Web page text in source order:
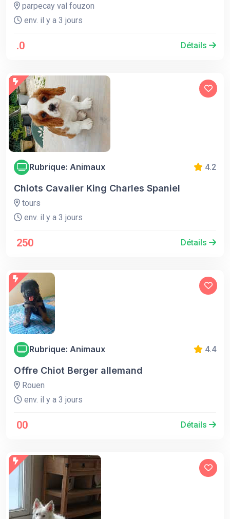
parpecay val fouzon
env. il y a 3 jours
.0 Détails
Rubrique: Animaux 4.2
Chiots Cavalier King Charles Spaniel
tours
env. il y a 3 jours
250 Détails
Rubrique: Animaux 4.4
Offre Chiot Berger allemand
Rouen
env. il y a 3 jours
00 Détails